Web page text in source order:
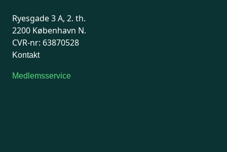
Ryesgade 3 A, 2. th.
2200 København N.
CVR-nr: 63870528
Kontakt
Medlemsservice